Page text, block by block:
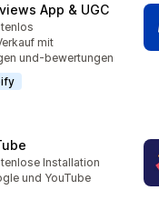
App & UGC
insgesamt
mit
und-bewertungen
insgesamtInstallation
und YouTube